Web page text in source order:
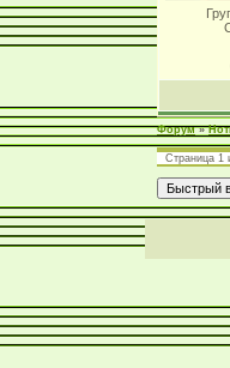
Форум »
Страница 1